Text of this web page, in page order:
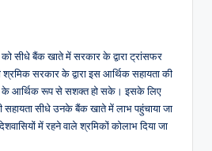
सीधे बैंक खाते में सरकार के द्वारा ट्रांसफर
श्रमिक सरकार के द्वारा इस आर्थिक सहायता की
के आर्थिक रूप से सशक्त हो सके। इसके लिए
सहायता सीधे उनके बैंक खाते में लाभ पहुंचाया जा
में रहने वाले श्रमिकों कोलाभ दिया जा